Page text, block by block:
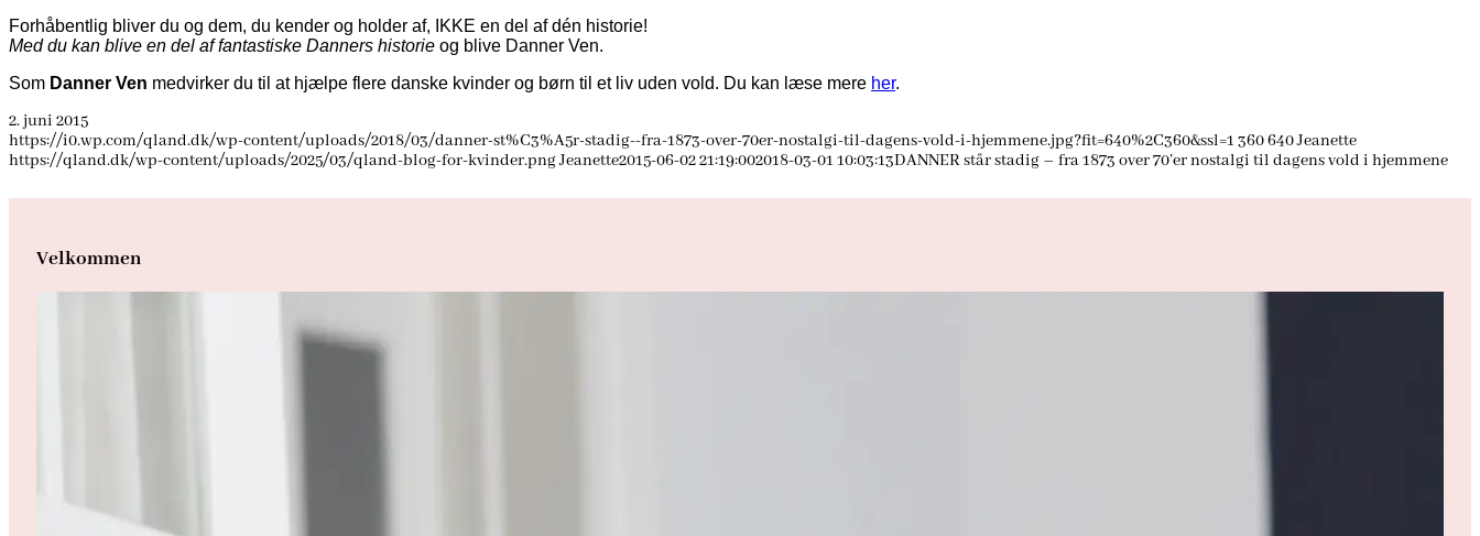
Forhåbentlig bliver du og dem, du kender og holder af, IKKE en del af dén historie!
Med du kan blive en del af fantastiske Danners historie og blive Danner Ven.
Som Danner Ven medvirker du til at hjælpe flere danske kvinder og børn til et liv uden vold. Du kan læse mere her.
2. juni 2015
https://i0.wp.com/qland.dk/wp-content/uploads/2018/03/danner-st%C3%A5r-stadig--fra-1873-over-70er-nostalgi-til-dagens-vold-i-hjemmene.jpg?fit=640%2C360&ssl=1 360640Jeanette
https://qland.dk/wp-content/uploads/2025/03/qland-blog-for-kvinder.pngJeanette2015-06-02 21:19:002018-03-01 10:03:13DANNER står stadig – fra 1873 over 70’er nostalgi til dagens vold i hjemmene
Velkommen